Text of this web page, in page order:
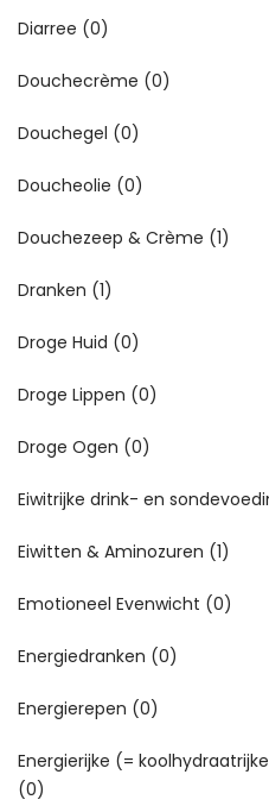
Diarree (0)
Douchecrème (0)
Douchegel (0)
Doucheolie (0)
Douchezeep & Crème (1)
Dranken (1)
Droge Huid (0)
Droge Lippen (0)
Droge Ogen (0)
Eiwitrijke drink- en
Eiwitten & Aminozuren (1)
Emotioneel Evenwicht (0)
Energiedranken (0)
Energierepen (0)
Energierijke (=
(0)